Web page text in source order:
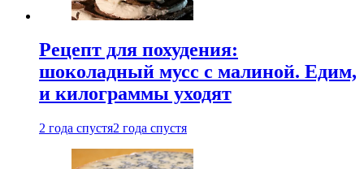
Рецепт для похудения:
шоколадный мусс с малиной. Едим,
и килограммы уходят
2 года спустя2 года спустя